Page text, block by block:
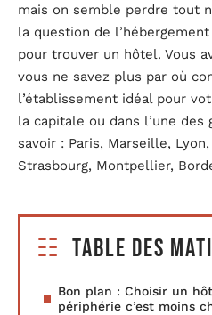
mais on semble perdre tout
la question de
pour trouver un hôtel. Vous
vous ne savez plus par où
l’établissement idéal pour
la capitale ou dans l’une des
savoir : Paris, Marseille,
Strasbourg, Montpellier,
Table des
Bon plan : Choisir un
périphérie c’est moins